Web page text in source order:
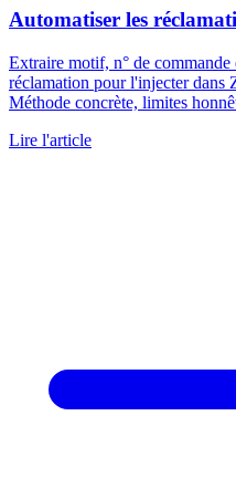
Automatiser les
Extraire motif, n° de
réclamation pour l'injecter dans
Méthode concrète, limites
Lire l'article